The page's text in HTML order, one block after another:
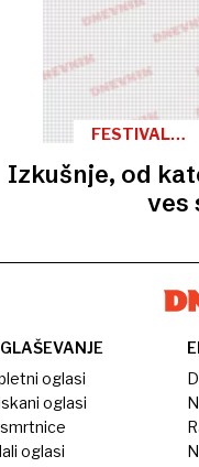
FESTIVAL
Izkušnje, od
ves
oglasi
oglasi
oglasi